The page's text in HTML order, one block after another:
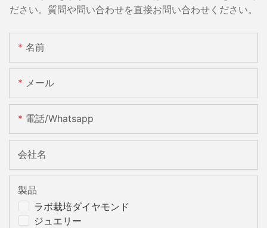
ださい。質問や問い合わせを直接お問い合わせください。
名前
メール
電話/whatsapp
会社名
ラボ栽培ダイヤモンド
ジュエリー
製品